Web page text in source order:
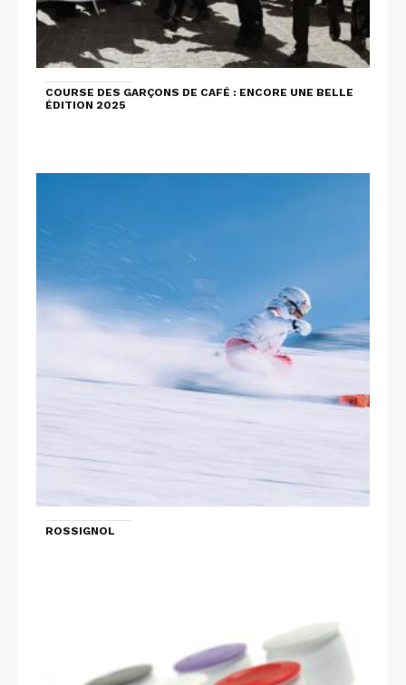
COURSE DES GARÇONS DE CAFÉ : ENCORE UNE BELLE
ÉDITION 2025
ROSSIGNOL